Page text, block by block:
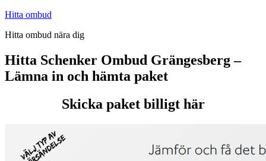
Hoppa
innehåll
Hitta ombud
Hitta ombud nära dig
Hitta Schenker Ombud Grängesberg –
Lämna in och hämta paket
Skicka paket billigt här